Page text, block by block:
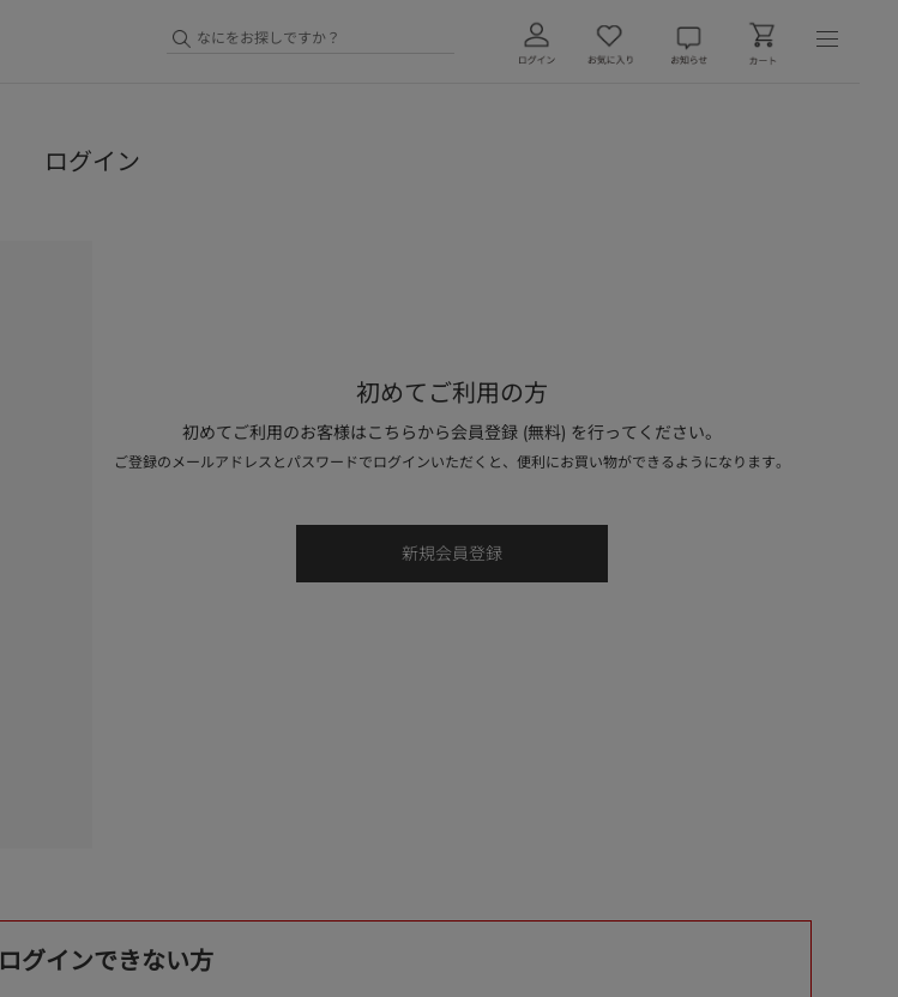
ログイン
初めてご利用の方
初めてご利用のお客様はこちらから会員登録 (無料) を行ってください。
ご登録のメールアドレスとパスワードでログインいただくと、便利にお買い物ができるようになります。
ログインできない方